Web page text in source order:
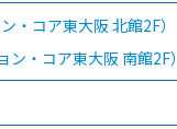
・コア東大阪 北館2F）
・コア東大阪 南館2F）